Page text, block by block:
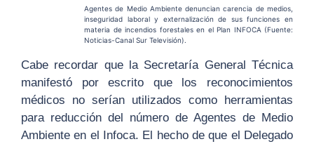
Agentes de Medio Ambiente denuncian carencia de medios,
inseguridad laboral y externalización de sus funciones en
materia de incendios forestales en el Plan INFOCA (Fuente:
Noticias-Canal Sur Televisión).
Cabe recordar que la Secretaría General Técnica
manifestó por escrito que los reconocimientos
médicos no serían utilizados como herramientas
para reducción del número de Agentes de Medio
Ambiente en el Infoca. El hecho de que el Delegado